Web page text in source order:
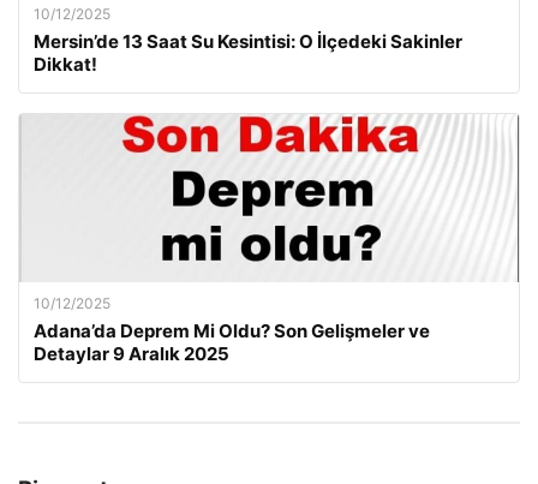
10/12/2025
Mersin’de 13 Saat Su Kesintisi: O İlçedeki Sakinler
Dikkat!
10/12/2025
Adana’da Deprem Mi Oldu? Son Gelişmeler ve
Detaylar 9 Aralık 2025